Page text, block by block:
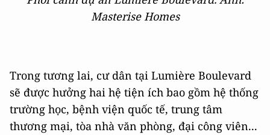
Masterise Homes
Trong tương lai, cư dân tại Lumière Boulevard
sẽ được hưởng hai hệ tiện ích bao gồm hệ thống
trường học, bệnh viện quốc tế, trung tâm
thương mại, tòa nhà văn phòng, đại công viên...